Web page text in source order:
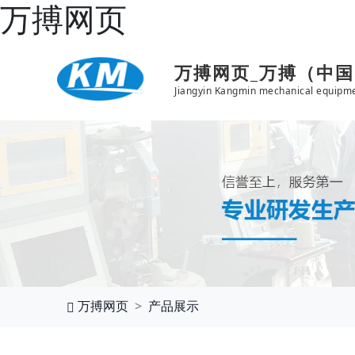
万搏网页
万搏网页_万搏（中
Jiangyin Kangmin mechanical
万搏网页 产品展示